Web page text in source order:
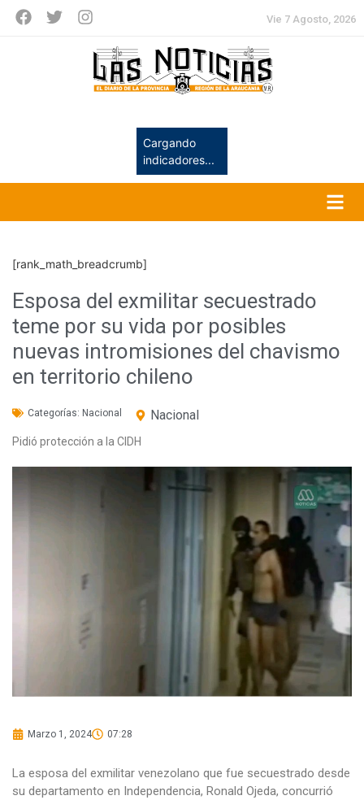
Vie 7 Agosto, 2026
Cargando
indicadores...
[rank_math_breadcrumb]
Esposa del exmilitar secuestrado
teme por su vida por posibles
nuevas intromisiones del chavismo
en territorio chileno
Categorías: Nacional Nacional
Pidió protección a la CIDH
Marzo 1, 2024 07:28
La esposa del exmilitar venezolano que fue secuestrado desde
su departamento en Independencia, Ronald Ojeda, concurrió